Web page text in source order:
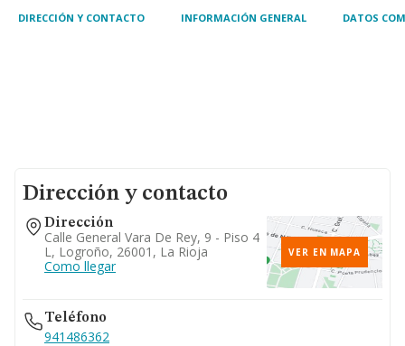
sea su clase, de
DIRECCIÓN Y CONTACTO INFORMACIÓN GENERAL DATOS
Dirección y contacto
Dirección
Calle General Vara De Rey, 9 - Piso 4
L, Logroño, 26001, La Rioja
Como llegar
VER EN MAPA
Teléfono
941486362